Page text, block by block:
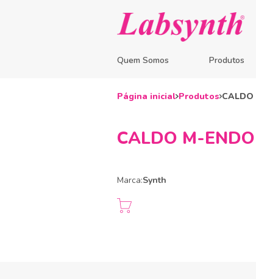
Quem Somos Produtos
Página inicial Produtos
CALDO M-
Marca:Synth